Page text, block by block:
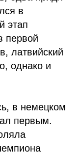
в
этап
первой
латвийский
однако и
в немецком
первым.